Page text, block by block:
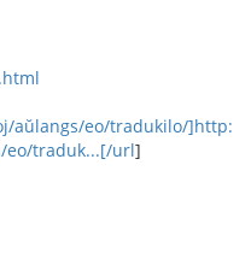
aŭlangs/eo/tradukilo/]http:
eo/traduk...[/url]